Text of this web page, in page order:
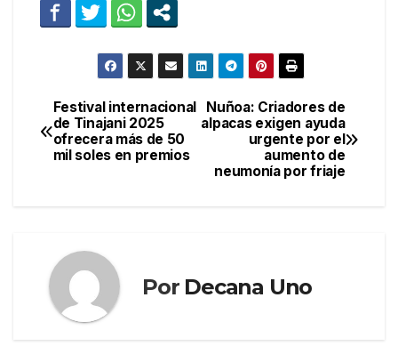
Navegación
de
Nuñoa: Criadores de
alpacas exigen ayuda
urgente por el
aumento de
neumonía por friaje
Festival internacional
de Tinajani 2025
ofrecera más de 50
mil soles en premios
Por Decana Uno